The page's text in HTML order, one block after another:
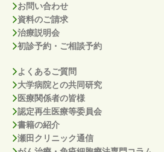
お問い合わせ
資料のご請求
治療説明会
初診予約・ご相談予約
よくあるご質問
大学病院との共同研究
医療関係者の皆様
認定再生医療等委員会
書籍の紹介
瀬田クリニック通信